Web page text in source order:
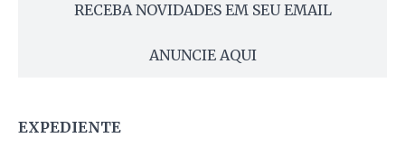
RECEBA NOVIDADES EM SEU EMAIL
ANUNCIE AQUI
EXPEDIENTE